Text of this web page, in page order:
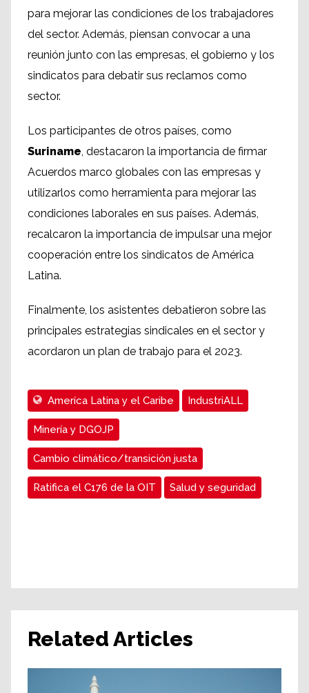
para mejorar las condiciones de los trabajadores
del sector. Además, piensan convocar a una
reunión junto con las empresas, el gobierno y los
sindicatos para debatir sus reclamos como
sector.
Los participantes de otros países, como
Suriname, destacaron la importancia de firmar
Acuerdos marco globales con las empresas y
utilizarlos como herramienta para mejorar las
condiciones laborales en sus países. Además,
recalcaron la importancia de impulsar una mejor
cooperación entre los sindicatos de América
Latina.
Finalmente, los asistentes debatieron sobre las
principales estrategias sindicales en el sector y
acordaron un plan de trabajo para el 2023.
Ameríca Latina y el Caribe IndustriALL
Minería y DGOJP
Cambio climático/transición justa
Ratifica el C176 de la OIT Salud y seguridad
Related Articles